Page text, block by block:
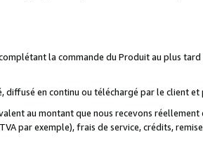
la commande du Produit au plus
en continu ou téléchargé par le client et
au montant que nous recevons
par exemple), frais de service, crédits,